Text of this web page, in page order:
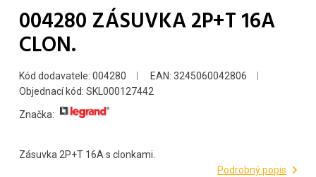
004280 ZÁSUVKA 2P+T 16A
CLON.
Kód dodavatele: 004280
EAN: 3245060042806
Objednací kód: SKL000127442
Značka:
Zásuvka 2P+T 16A s clonkami.
Podrobný popis